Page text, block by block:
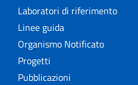
Laboratori di riferimento
Linee guida
Organismo Notificato
Progetti
Pubblicazioni